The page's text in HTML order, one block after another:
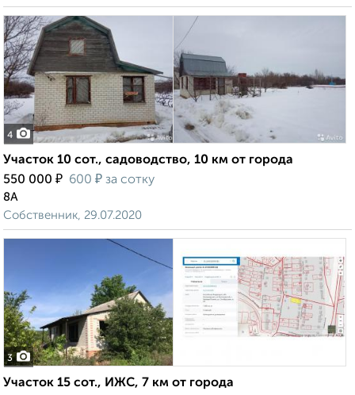
4
Участок 10 сот., садоводство, 10 км от города
550 000 ₽ 600 ₽ за сотку
8А
Собственник, 29.07.2020
3
Участок 15 сот., ИЖС, 7 км от города